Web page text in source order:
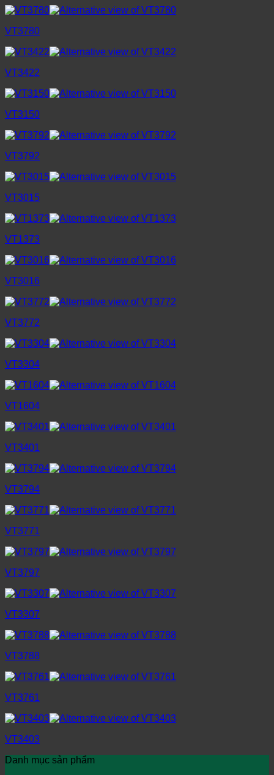
VT3780
VT3422
VT3150
VT3792
VT3015
VT1373
VT3016
VT3772
VT3304
VT1604
VT3401
VT3794
VT3771
VT3797
VT3307
VT3788
VT3761
VT3403
Danh mục sản phẩm